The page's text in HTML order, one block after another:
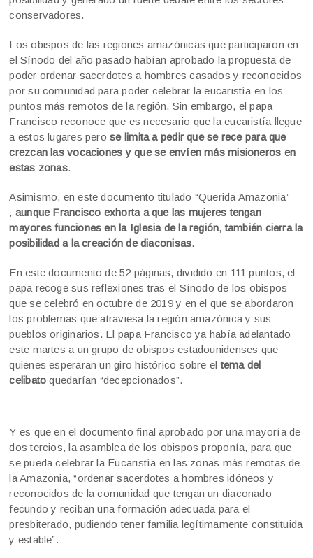
conservadores.
Los obispos de las regiones amazónicas que participaron en
el Sínodo del año pasado habían aprobado la propuesta de
poder ordenar sacerdotes a hombres casados y reconocidos
por su comunidad para poder celebrar la eucaristía en los
puntos más remotos de la región. Sin embargo, el papa
Francisco reconoce que es necesario que la eucaristía llegue
a estos lugares perose limita a pedir que se rece para que
crezcan las vocaciones y que se envíen más misioneros en
estas zonas.
Asimismo, en este documento titulado “Querida Amazonia”
, aunque Francisco exhorta a que las mujeres tengan
mayores funciones en la Iglesia de la región,también cierra la
posibilidad a la creación de diaconisas.
En este documento de 52 páginas, dividido en 111 puntos, el
papa recoge sus reflexiones tras el Sínodo de los obispos
que se celebró en octubre de 2019 y en el que se abordaron
los problemas que atraviesa la región amazónica y sus
pueblos originarios. El papa Francisco ya había adelantado
este martes a un grupo de obispos estadounidenses que
quienes esperaran un giro histórico sobre eltema del
celibato quedarían “decepcionados”.
Y es que en el documento final aprobado por una mayoría de
dos tercios, la asamblea de los obispos proponía, para que
se pueda celebrar la Eucaristía en las zonas más remotas de
la Amazonia, “ordenar sacerdotes a hombres idóneos y
reconocidos de la comunidad que tengan un diaconado
fecundo y reciban una formación adecuada para el
presbiterado, pudiendo tener familia legítimamente constituida
y estable”.